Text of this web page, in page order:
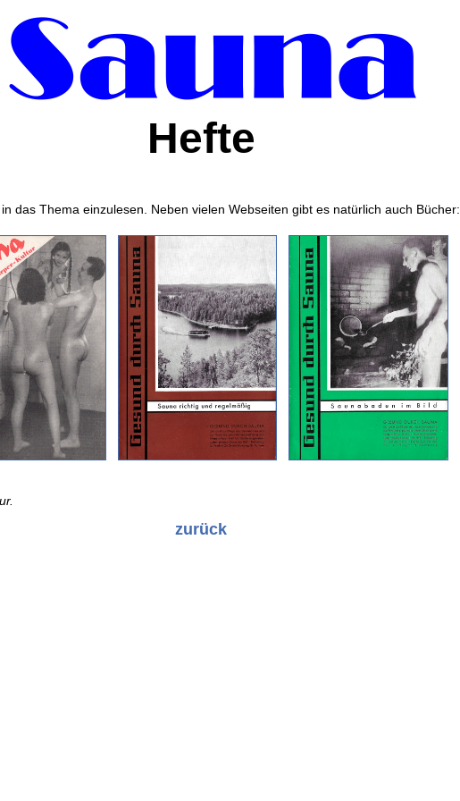
Hefte
das Thema einzulesen. Neben vielen Webseiten gibt es natürlich auch Bücher:
zurück